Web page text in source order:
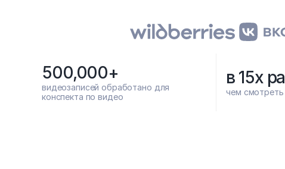
500,000+
видеозаписей обработано для
конспекта по видео
в 15x
чем